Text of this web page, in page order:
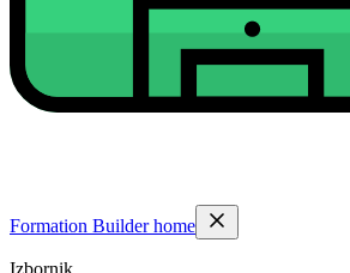
Formation Builder home
Izbornik